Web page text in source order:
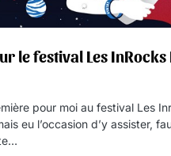
le festival Les InRocks
pour moi au festival Les
eu l’occasion d’y assister,